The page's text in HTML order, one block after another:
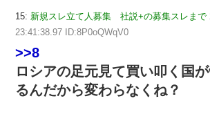
15: 新規スレ立て人募集 社説+の募集スレまで
23:41:38.97 ID:8P0oQWqV0
>>8
ロシアの足元見て買い叩く国
るんだから変わらなくね？